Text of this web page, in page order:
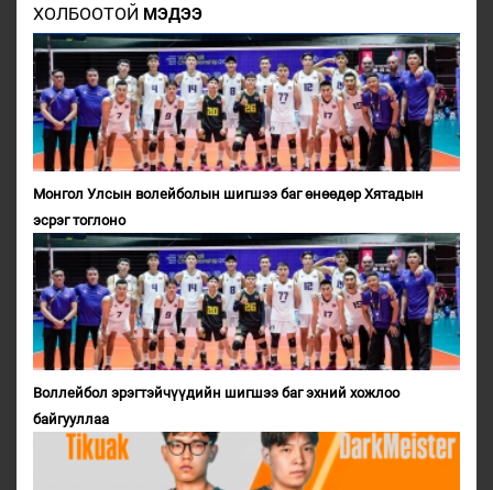
ХОЛБООТОЙ МЭДЭЭ
Монгол Улсын волейболын шигшээ баг өнөөдөр Хятадын
эсрэг тоглоно
Воллейбол эрэгтэйчүүдийн шигшээ баг эхний хожлоо
байгууллаа